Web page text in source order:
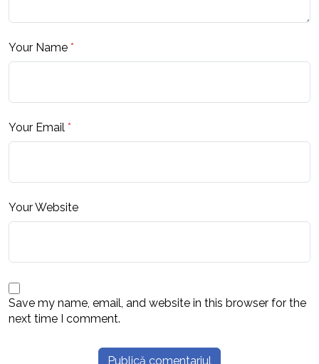
Your Name *
Your Email *
Your Website
Save my name, email, and website in this browser for the
next time I comment.